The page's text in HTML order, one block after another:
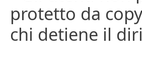
protetto da
chi detiene il